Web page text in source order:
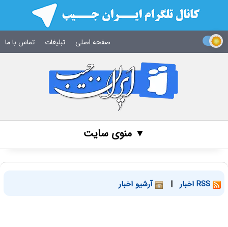
صفحه اصلی تبلیغات تماس با ما
▼ منوی سایت
| آرشیو اخبار